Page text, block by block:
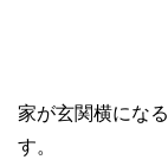
家が玄関横にな
す。